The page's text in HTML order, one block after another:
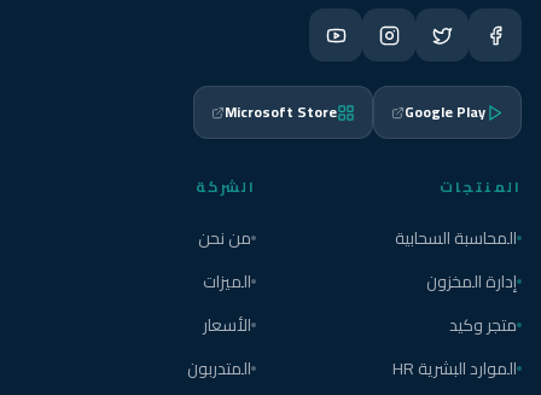
Google Play
Microsoft Store
المنتجات
المحاسبة السحابية
إدارة المخزون
متجر وكيد
الموارد البشرية HR
الشركة
من نحن
الميزات
الأسعار
المتدربون